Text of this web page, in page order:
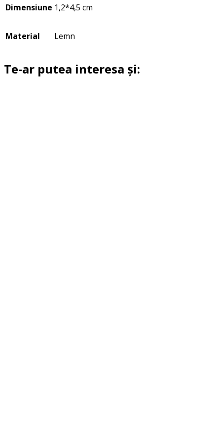
Dimensiune 1,2*4,5 cm
Material Lemn
Te-ar putea interesa și: